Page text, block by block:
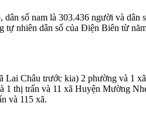
số nam là 303.436 người và dân
tự nhiên dân số của Điện Biên từ
Châu trước kia) 2 phường và 1
trấn và 11 xã Huyện Mường
và 115 xã.